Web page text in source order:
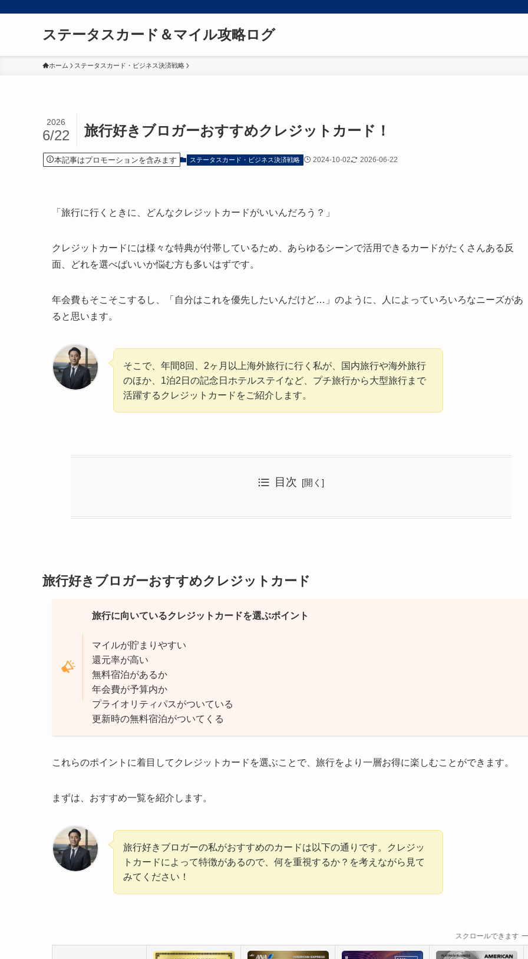
ステータスカード＆マイル攻略ログ
ホーム ステータスカード・ビジネス決済戦略
旅行好きブロガーおすすめクレジットカード！
2026
6/22
本記事はプロモーションを含みます ステータスカード・ビジネス決済戦略 2024-10-02 2026-06-22
「旅行に行くときに、どんなクレジットカードがいいんだろう？」
クレジットカードには様々な特典が付帯しているため、あらゆるシーンで活用できるカードがたくさんある反
面、どれを選べばいいか悩む方も多いはずです。
年会費もそこそこするし、「自分はこれを優先したいんだけど…」のように、人によっていろいろなニーズがあ
ると思います。
そこで、年間8回、2ヶ月以上海外旅行に行く私が、国内旅行や海外旅行
のほか、1泊2日の記念日ホテルステイなど、プチ旅行から大型旅行まで
活躍するクレジットカードをご紹介します。
目次
旅行好きブロガーおすすめクレジットカード
旅行に向いているクレジットカードを選ぶポイント
マイルが貯まりやすい
還元率が高い
無料宿泊があるか
年会費が予算内か
プライオリティパスがついている
更新時の無料宿泊がついてくる
これらのポイントに着目してクレジットカードを選ぶことで、旅行をより一層お得に楽しむことができます。
まずは、おすすめ一覧を紹介します。
旅行好きブロガーの私がおすすめのカードは以下の通りです。クレジッ
トカードによって特徴があるので、何を重視するか？を考えながら見て
みてください！
スクロールできます